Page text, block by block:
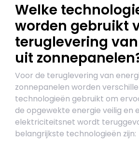
Welke
worden gebruikt
teruglevering
uit
Voor de teruglevering van
zonnepanelen worden
technologieën gebruikt om
de opgewekte energie veilig en
elektriciteitsnet wordt
belangrijkste technologieën zijn: